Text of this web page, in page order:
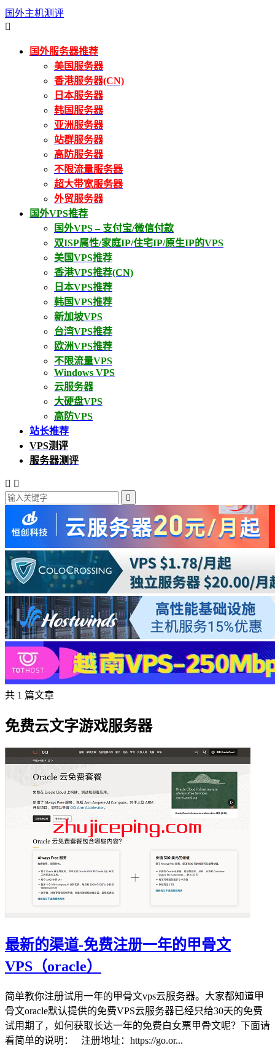
国外主机测评

国外服务器推荐
美国服务器
香港服务器(CN)
日本服务器
韩国服务器
亚洲服务器
站群服务器
高防服务器
不限流量服务器
超大带宽服务器
外贸服务器
国外VPS推荐
国外VPS – 支付宝/微信付款
双ISP属性/家庭IP/住宅IP/原生IP的VPS
美国VPS推荐
香港VPS推荐(CN)
日本VPS推荐
韩国VPS推荐
新加坡VPS
台湾VPS推荐
欧洲VPS推荐
不限流量VPS
Windows VPS
云服务器
大硬盘VPS
高防VPS
站长推荐
VPS测评
服务器测评
 

共 1 篇文章
免费云文字游戏服务器
最新的渠道-免费注册一年的甲骨文
VPS（oracle）
简单教你注册试用一年的甲骨文vps云服务器。大家都知道甲
骨文oracle默认提供的免费VPS云服务器已经只给30天的免费
试用期了，如何获取长达一年的免费白女票甲骨文呢？下面请
看简单的说明： 注册地址：https://go.or...